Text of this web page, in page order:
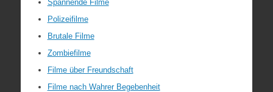
Spannende Filme
Polizeifilme
Brutale Filme
Zombiefilme
Filme über Freundschaft
Filme nach Wahrer Begebenheit